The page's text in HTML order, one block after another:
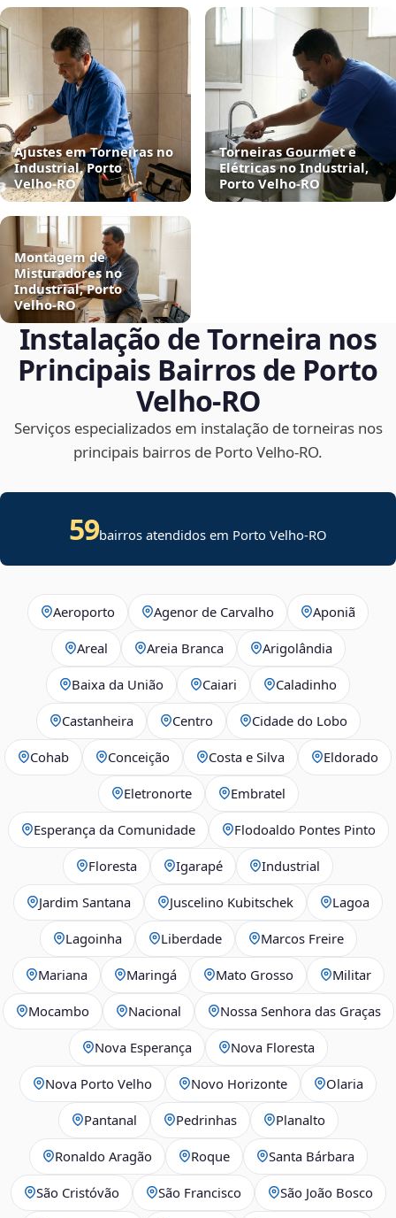
Ajustes em Torneiras no
Industrial, Porto
Velho‑RO
Torneiras Gourmet e
Elétricas no Industrial,
Porto Velho‑RO
Montagem de
Misturadores no
Industrial, Porto
Velho‑RO
Instalação de Torneira nos
Principais Bairros de Porto
Velho‑RO
Serviços especializados em instalação de torneiras nos
principais bairros de Porto Velho‑RO.
59bairros atendidos em Porto Velho-RO
Aeroporto Agenor de Carvalho Aponiã
Areal Areia Branca Arigolândia
Baixa da União Caiari Caladinho
Castanheira Centro Cidade do Lobo
Cohab Conceição Costa e Silva Eldorado
Eletronorte Embratel
Esperança da Comunidade Flodoaldo Pontes Pinto
Floresta Igarapé Industrial
Jardim Santana Juscelino Kubitschek Lagoa
Lagoinha Liberdade Marcos Freire
Mariana Maringá Mato Grosso Militar
Mocambo Nacional Nossa Senhora das Graças
Nova Esperança Nova Floresta
Nova Porto Velho Novo Horizonte Olaria
Pantanal Pedrinhas Planalto
Ronaldo Aragão Roque Santa Bárbara
São Cristóvão São Francisco São João Bosco